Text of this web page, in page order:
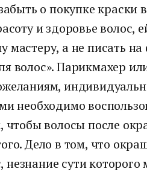
о покупке краски
и здоровье волос,
мастеру, а не писать
волос». Парикмахер
необходимо
чтобы волосы после
Дело в том, что
сути которого